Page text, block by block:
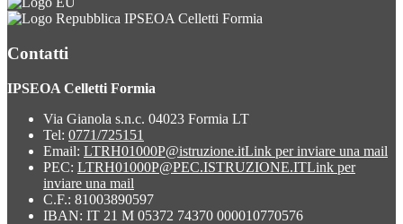
IPSEOA Celletti Formia
Contatti
IPSEOA Celletti Formia
Via Gianola s.n.c. 04023 Formia LT
Tel: 0771/725151
Email: LTRH01000P@istruzione.itLink per inviare una mail
PEC: LTRH01000P@PEC.ISTRUZIONE.ITLink per
inviare una mail
C.F.: 81003890597
IBAN: IT 21 M 05372 74370 000010770576